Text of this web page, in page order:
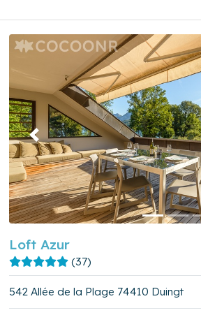
Précédent
Loft Azur
(37)
542 Allée de la Plage 74410 Duingt